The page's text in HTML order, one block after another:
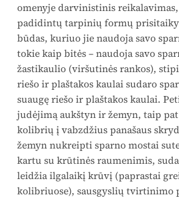
omenyje darvinistinis
padidintų tarpinių formų
būdas, kuriuo jie naudoja savo
tokie kaip bitės – naudoja savo
žastikaulio (viršutinės rankos),
riešo ir plaštakos kaulai sudaro
suaugę riešo ir plaštakos kaulai.
judėjimą aukštyn ir žemyn, taip
kolibrių į vabzdžius panašaus
žemyn nukreipti sparno mostai
kartu su krūtinės raumenimis,
leidžia ilgalaikį krūvį (paprastai
kolibriuose), sausgyslių tvirtinimo